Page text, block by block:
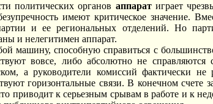
политических органов аппаратиграет
имеют критическое значение.
и ее региональных отделений. Но
и нелегитимен аппарат.
машину, способную справиться с
вовсе, либо абсолютно не справляются
а руководители комиссий фактически
горизонтальные связи. В конечном счете
приводит к серьезным срывам в работе и к